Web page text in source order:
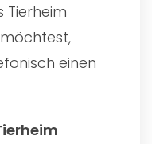
Tierheim
einen